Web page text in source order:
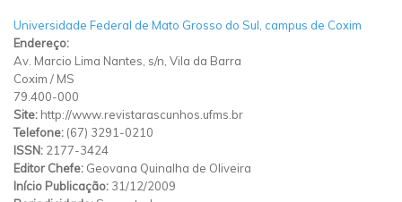
Universidade Federal de Mato Grosso do Sul, campus de Coxim
Endereço:
Av. Marcio Lima Nantes, s/n, Vila da Barra
Coxim / MS
79.400-000
Site: http://www.revistarascunhos.ufms.br
Telefone: (67) 3291-0210
ISSN: 2177-3424
Editor Chefe: Geovana Quinalha de Oliveira
Início Publicação: 31/12/2009